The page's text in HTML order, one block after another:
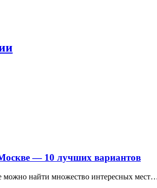
— 10 лучших вариантов
можно найти множество интересных